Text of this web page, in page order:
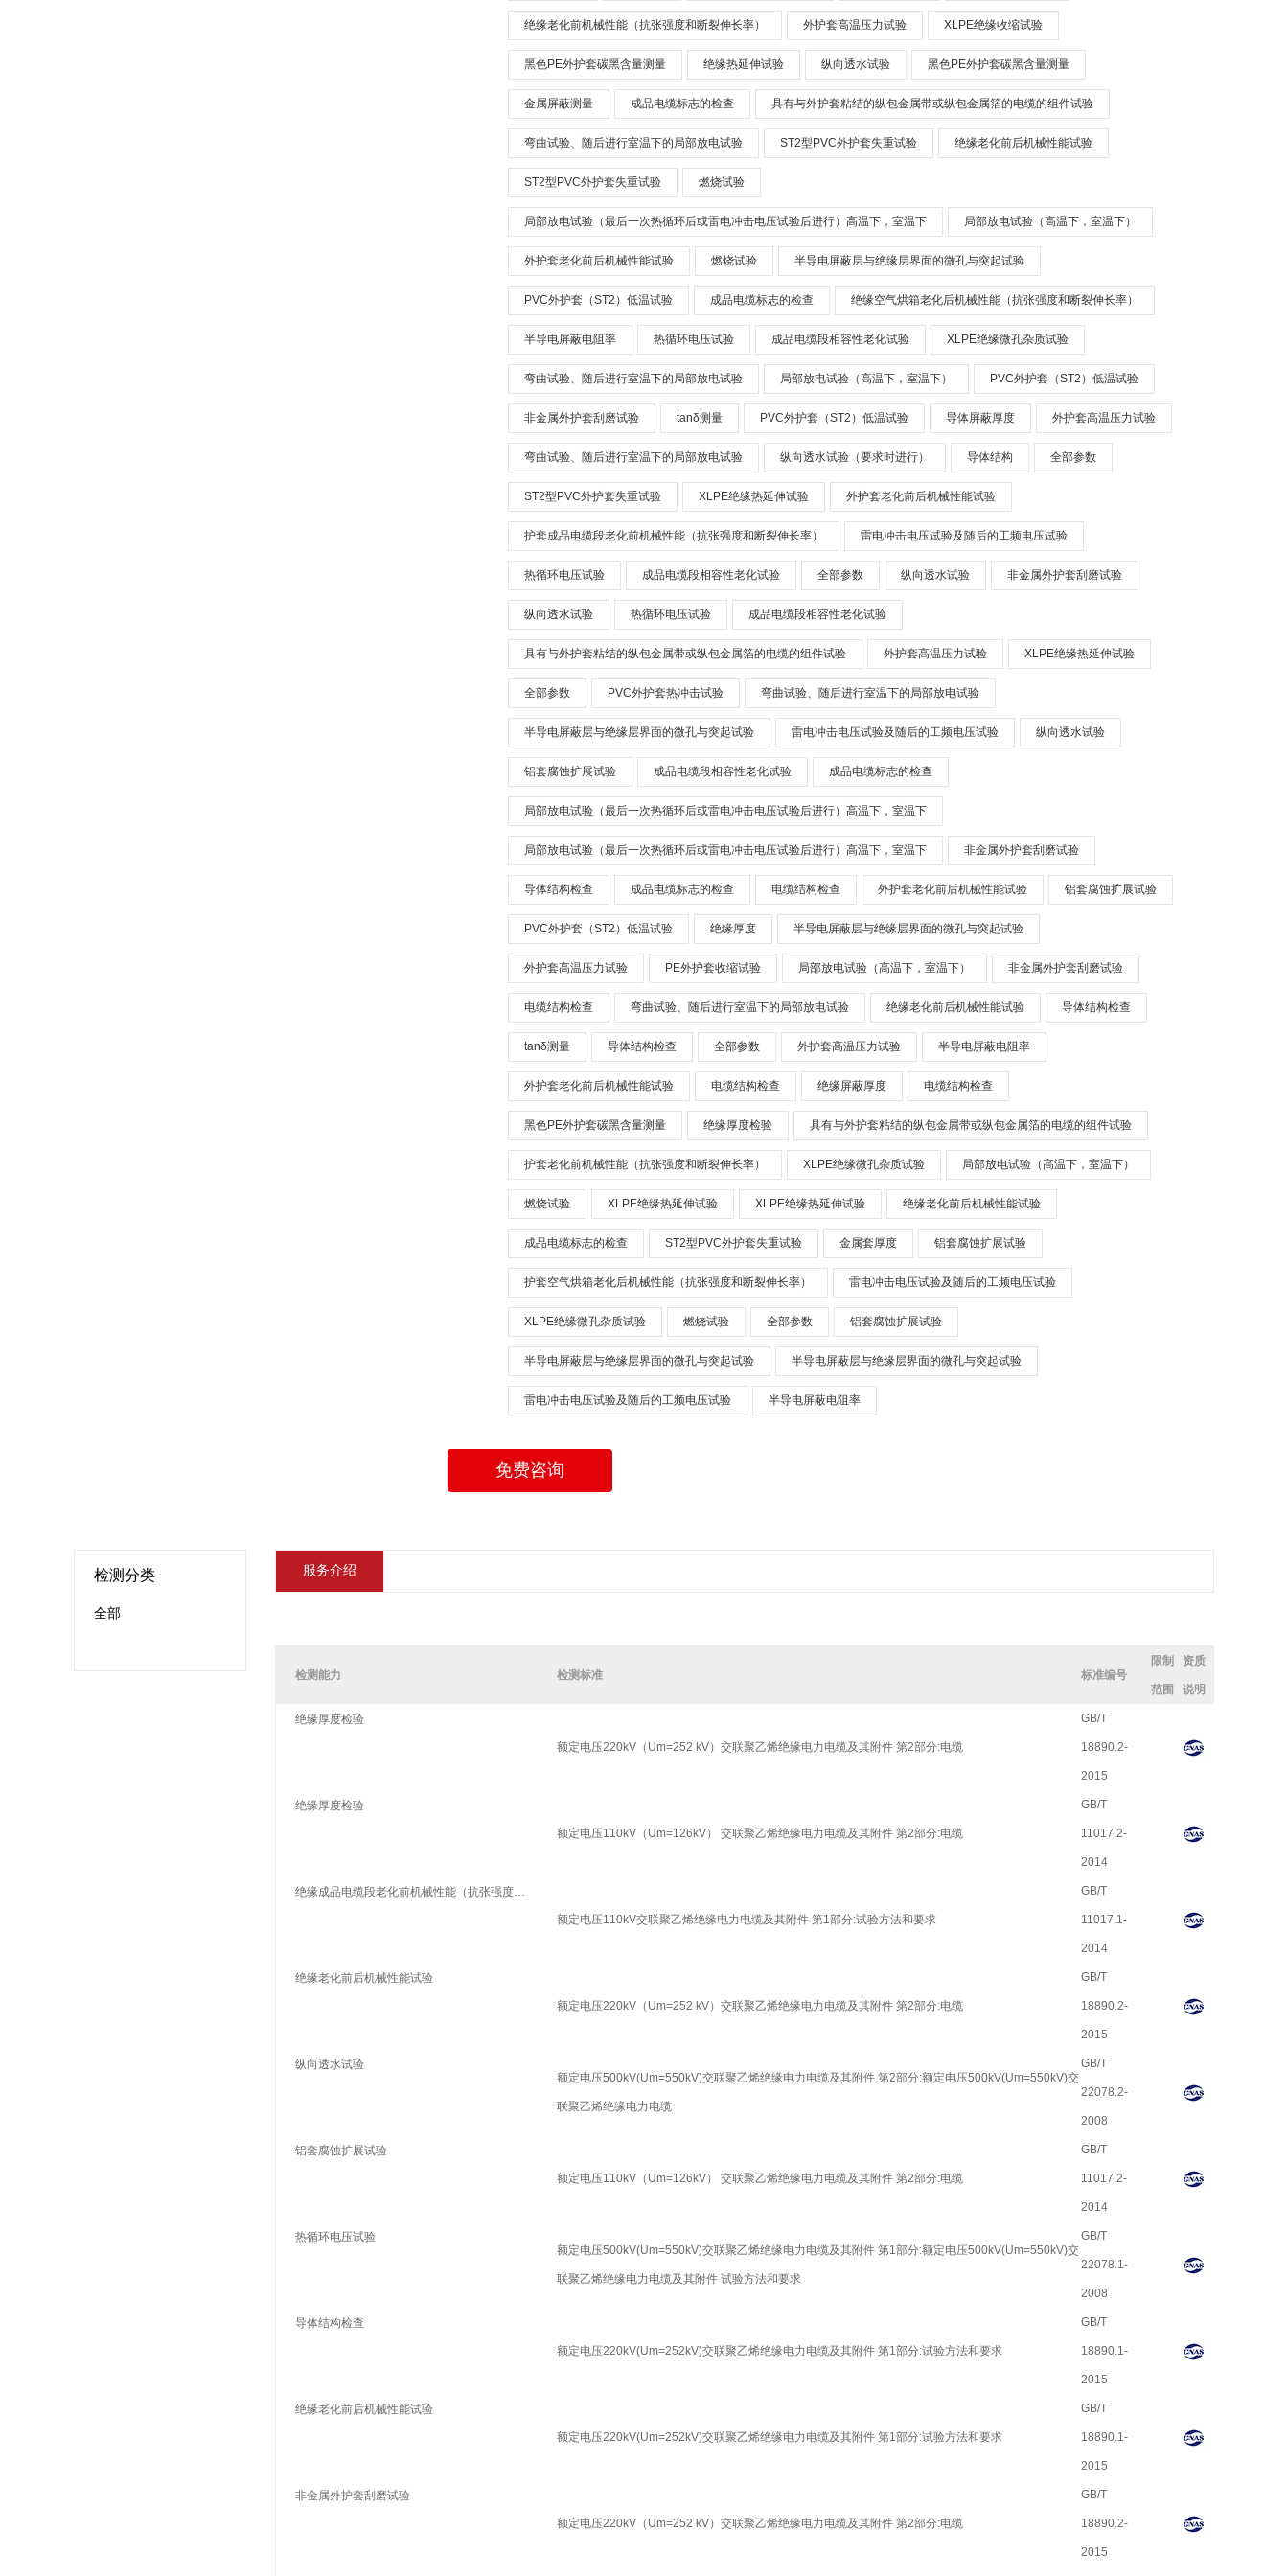
绝缘老化前机械性能（抗张强度和断裂伸长率） 外护套高温压力试验 XLPE绝缘收缩试验
黑色PE外护套碳黑含量测量 绝缘热延伸试验 纵向透水试验 黑色PE外护套碳黑含量测量
金属屏蔽测量 成品电缆标志的检查 具有与外护套粘结的纵包金属带或纵包金属箔的电缆的组件试验
弯曲试验、随后进行室温下的局部放电试验 ST2型PVC外护套失重试验 绝缘老化前后机械性能试验
ST2型PVC外护套失重试验 燃烧试验
局部放电试验（最后一次热循环后或雷电冲击电压试验后进行）高温下，室温下 局部放电试验（高温下，室温下）
外护套老化前后机械性能试验 燃烧试验 半导电屏蔽层与绝缘层界面的微孔与突起试验
PVC外护套（ST2）低温试验 成品电缆标志的检查 绝缘空气烘箱老化后机械性能（抗张强度和断裂伸长率）
半导电屏蔽电阻率 热循环电压试验 成品电缆段相容性老化试验 XLPE绝缘微孔杂质试验
弯曲试验、随后进行室温下的局部放电试验 局部放电试验（高温下，室温下） PVC外护套（ST2）低温试验
非金属外护套刮磨试验 tanδ测量 PVC外护套（ST2）低温试验 导体屏蔽厚度 外护套高温压力试验
弯曲试验、随后进行室温下的局部放电试验 纵向透水试验（要求时进行） 导体结构 全部参数
ST2型PVC外护套失重试验 XLPE绝缘热延伸试验 外护套老化前后机械性能试验
护套成品电缆段老化前机械性能（抗张强度和断裂伸长率） 雷电冲击电压试验及随后的工频电压试验
热循环电压试验 成品电缆段相容性老化试验 全部参数 纵向透水试验 非金属外护套刮磨试验
纵向透水试验 热循环电压试验 成品电缆段相容性老化试验
具有与外护套粘结的纵包金属带或纵包金属箔的电缆的组件试验 外护套高温压力试验 XLPE绝缘热延伸试验
全部参数 PVC外护套热冲击试验 弯曲试验、随后进行室温下的局部放电试验
半导电屏蔽层与绝缘层界面的微孔与突起试验 雷电冲击电压试验及随后的工频电压试验 纵向透水试验
铝套腐蚀扩展试验 成品电缆段相容性老化试验 成品电缆标志的检查
局部放电试验（最后一次热循环后或雷电冲击电压试验后进行）高温下，室温下
局部放电试验（最后一次热循环后或雷电冲击电压试验后进行）高温下，室温下 非金属外护套刮磨试验
导体结构检查 成品电缆标志的检查 电缆结构检查 外护套老化前后机械性能试验 铝套腐蚀扩展试验
PVC外护套（ST2）低温试验 绝缘厚度 半导电屏蔽层与绝缘层界面的微孔与突起试验
外护套高温压力试验 PE外护套收缩试验 局部放电试验（高温下，室温下） 非金属外护套刮磨试验
电缆结构检查 弯曲试验、随后进行室温下的局部放电试验 绝缘老化前后机械性能试验 导体结构检查
tanδ测量 导体结构检查 全部参数 外护套高温压力试验 半导电屏蔽电阻率
外护套老化前后机械性能试验 电缆结构检查 绝缘屏蔽厚度 电缆结构检查
黑色PE外护套碳黑含量测量 绝缘厚度检验 具有与外护套粘结的纵包金属带或纵包金属箔的电缆的组件试验
护套老化前机械性能（抗张强度和断裂伸长率） XLPE绝缘微孔杂质试验 局部放电试验（高温下，室温下）
燃烧试验 XLPE绝缘热延伸试验 XLPE绝缘热延伸试验 绝缘老化前后机械性能试验
成品电缆标志的检查 ST2型PVC外护套失重试验 金属套厚度 铝套腐蚀扩展试验
护套空气烘箱老化后机械性能（抗张强度和断裂伸长率） 雷电冲击电压试验及随后的工频电压试验
XLPE绝缘微孔杂质试验 燃烧试验 全部参数 铝套腐蚀扩展试验
半导电屏蔽层与绝缘层界面的微孔与突起试验 半导电屏蔽层与绝缘层界面的微孔与突起试验
雷电冲击电压试验及随后的工频电压试验 半导电屏蔽电阻率
免费咨询
检测分类
全部
服务介绍
检测能力 检测标准 标准编号
限制
范围
资质
说明
绝缘厚度检验
额定电压220kV（Um=252 kV）交联聚乙烯绝缘电力电缆及其附件 第2部分:电缆
GB/T
18890.2-
2015
绝缘厚度检验
额定电压110kV（Um=126kV） 交联聚乙烯绝缘电力电缆及其附件 第2部分:电缆
GB/T
11017.2-
2014
绝缘成品电缆段老化前机械性能（抗张强度和断裂伸长率）
额定电压110kV交联聚乙烯绝缘电力电缆及其附件 第1部分:试验方法和要求
GB/T
11017.1-
2014
绝缘老化前后机械性能试验
额定电压220kV（Um=252 kV）交联聚乙烯绝缘电力电缆及其附件 第2部分:电缆
GB/T
18890.2-
2015
纵向透水试验
额定电压500kV(Um=550kV)交联聚乙烯绝缘电力电缆及其附件 第2部分:额定电压500kV(Um=550kV)交
联聚乙烯绝缘电力电缆
GB/T
22078.2-
2008
铝套腐蚀扩展试验
额定电压110kV（Um=126kV） 交联聚乙烯绝缘电力电缆及其附件 第2部分:电缆
GB/T
11017.2-
2014
热循环电压试验
额定电压500kV(Um=550kV)交联聚乙烯绝缘电力电缆及其附件 第1部分:额定电压500kV(Um=550kV)交
联聚乙烯绝缘电力电缆及其附件 试验方法和要求
GB/T
22078.1-
2008
导体结构检查
额定电压220kV(Um=252kV)交联聚乙烯绝缘电力电缆及其附件 第1部分:试验方法和要求
GB/T
18890.1-
2015
绝缘老化前后机械性能试验
额定电压220kV(Um=252kV)交联聚乙烯绝缘电力电缆及其附件 第1部分:试验方法和要求
GB/T
18890.1-
2015
非金属外护套刮磨试验
额定电压220kV（Um=252 kV）交联聚乙烯绝缘电力电缆及其附件 第2部分:电缆
GB/T
18890.2-
2015